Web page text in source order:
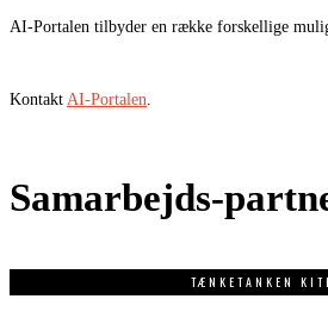
AI-Portalen tilbyder en række forskellige
Kontakt AI-Portalen
Samarbejds-
TÆNKETANKEN